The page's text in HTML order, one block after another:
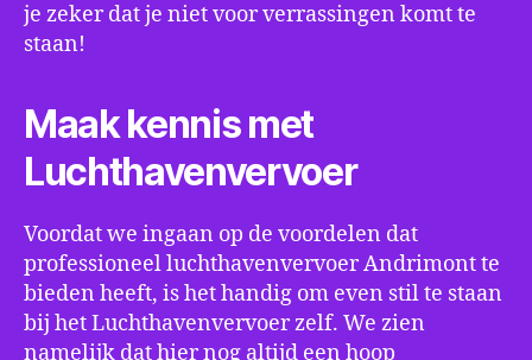
je zeker dat je niet voor verrassingen komt te
staan!
Maak kennis met
Luchthavenvervoer
Voordat we ingaan op de voordelen dat
professioneel luchthavenvervoer Andrimont te
bieden heeft, is het handig om even stil te staan
bij het Luchthavenvervoer zelf. We zien
namelijk dat hier nog altijd een hoop